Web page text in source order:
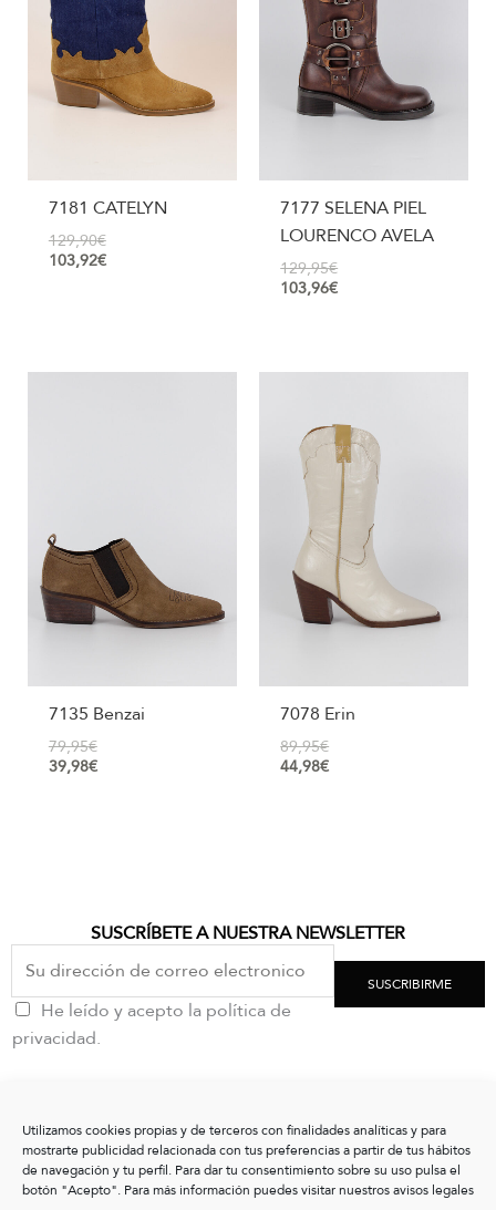
Utilizamos cookies propias y de terceros con finalidades analíticas y para
mostrarte publicidad relacionada con tus preferencias a partir de tus hábitos
de navegación y tu perfil. Para dar tu consentimiento sobre su uso pulsa el
botón "Acepto". Para más información puedes visitar nuestros avisos legales
7181 CATELYN
129,90€
103,92€
7177 SELENA PIEL
LOURENCO AVELA
129,95€
103,96€
7135 Benzai
79,95€
39,98€
7078 Erin
89,95€
44,98€
SUSCRÍBETE A NUESTRA NEWSLETTER
He leído y acepto la política de
privacidad.
SUSCRIBIRME
clientes@vxshoes.com
+34 986175004